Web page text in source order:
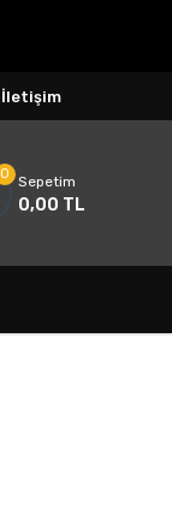
İletişim
0 Sepetim
0,00 TL